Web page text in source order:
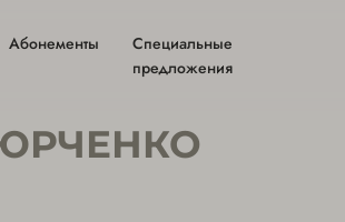
Абонементы
Специальные
предложения